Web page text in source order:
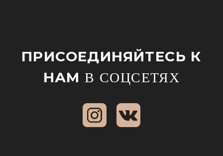
ПРИСОЕДИНЯЙТЕСЬ К
НАМ В СОЦСЕТЯХ